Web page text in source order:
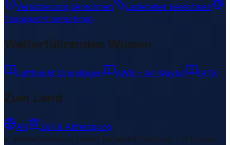
Versicherung berechnen
Lademeter berechnen
Taxgewicht berechnen
Weiterführendes Wissen
Luftfracht Grundlagen AWB – Air Waybill IATA
Zum Land
AR
Zoll & Abfertigung
Weiterführende Links1 Bereiche/Sections • 8 Links▾